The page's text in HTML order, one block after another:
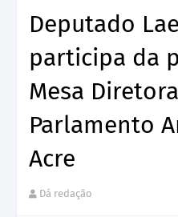
Deputado
participa da
Mesa
Parlamento
Acre
Dá redação